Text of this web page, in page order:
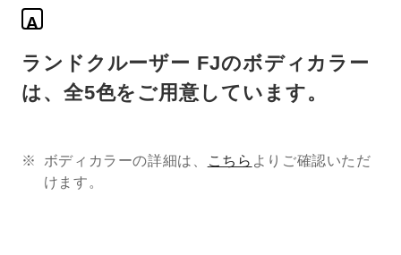
A
ランドクルーザー FJのボディカラー
は、全5色をご用意しています。
ボディカラーの詳細は、 こちら よりご確認いただ
けます。